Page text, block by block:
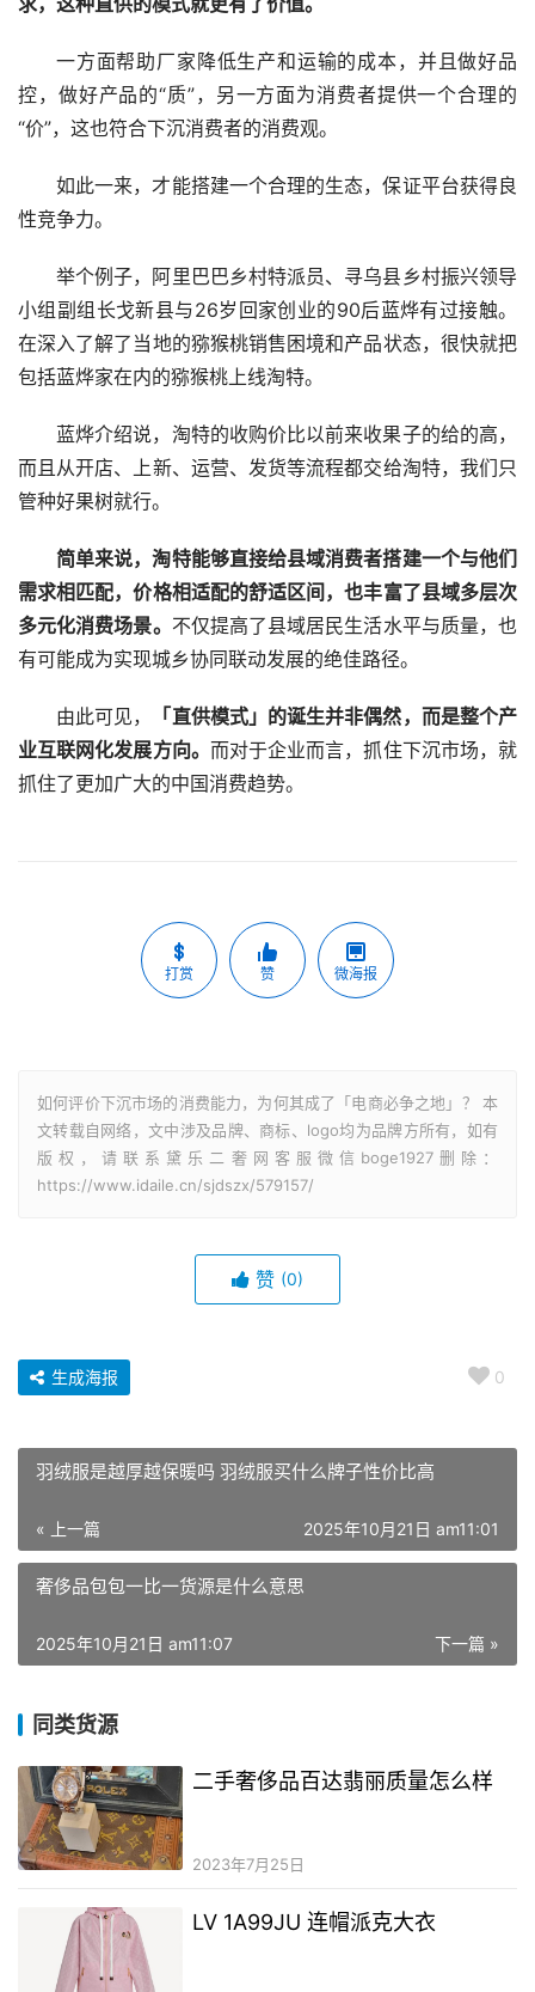
求，这种直供的模式就更有了价值。
一方面帮助厂家降低生产和运输的成本，并且做好品
控，做好产品的“质”，另一方面为消费者提供一个合理的
“价”，这也符合下沉消费者的消费观。
如此一来，才能搭建一个合理的生态，保证平台获得良
性竞争力。
举个例子，阿里巴巴乡村特派员、寻乌县乡村振兴领导
小组副组长戈新县与26岁回家创业的90后蓝烨有过接触。
在深入了解了当地的猕猴桃销售困境和产品状态，很快就把
包括蓝烨家在内的猕猴桃上线淘特。
蓝烨介绍说，淘特的收购价比以前来收果子的给的高，
而且从开店、上新、运营、发货等流程都交给淘特，我们只
管种好果树就行。
简单来说，淘特能够直接给县域消费者搭建一个与他们
需求相匹配，价格相适配的舒适区间，也丰富了县域多层次
多元化消费场景。 不仅提高了县域居民生活水平与质量，也
有可能成为实现城乡协同联动发展的绝佳路径。
由此可见，
「直供模式」的诞生并非偶然，而是整个产
业互联网化发展方向。 而对于企业而言，抓住下沉市场，就
抓住了更加广大的中国消费趋势。
打赏 赞 微海报
如何评价下沉市场的消费能力，为何其成了「电商必争之地」？ 本
文转载自网络，文中涉及品牌、商标、logo均为品牌方所有，如有
版权，请联系黛乐二奢网客服微信boge1927删除：
https://www.idaile.cn/sjdszx/579157/
赞 (0)
0
生成海报
羽绒服是越厚越保暖吗 羽绒服买什么牌子性价比高
« 上一篇 2025年10月21日 am11:01
奢侈品包包一比一货源是什么意思
下一篇 »
2025年10月21日 am11:07
同类货源
二手奢侈品百达翡丽质量怎么样
2023年7月25日
LV 1A99JU 连帽派克大衣